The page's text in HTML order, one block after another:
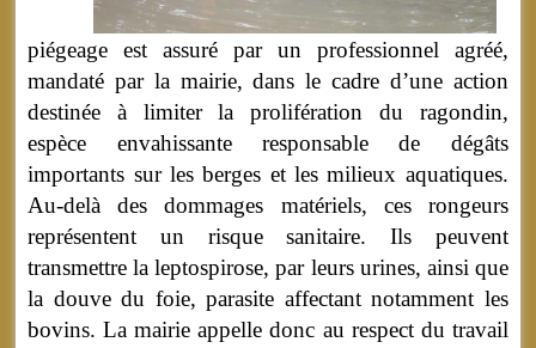
piégeage est assuré par un professionnel agréé,
mandaté par la mairie, dans le cadre d’une action
destinée à limiter la prolifération du ragondin,
espèce envahissante responsable de dégâts
importants sur les berges et les milieux aquatiques.
Au-delà des dommages matériels, ces rongeurs
représentent un risque sanitaire. Ils peuvent
transmettre la leptospirose, par leurs urines, ainsi que
la douve du foie, parasite affectant notamment les
bovins. La mairie appelle donc au respect du travail